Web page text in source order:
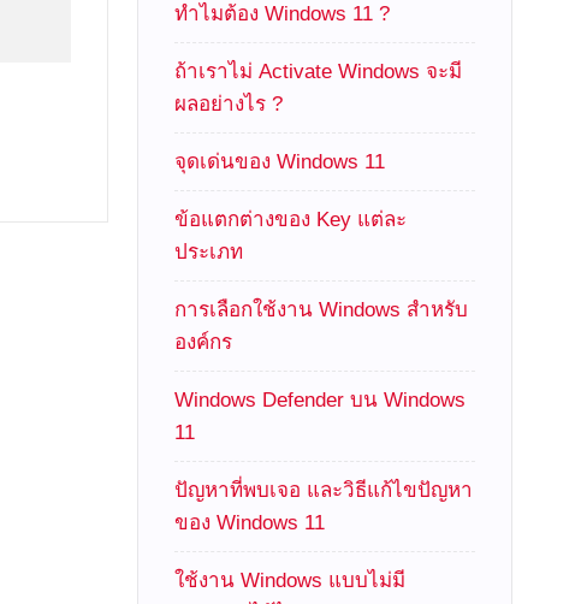
ทำไมต้อง Windows 11 ?
ถ้าเราไม่ Activate Windows จะมี
ผลอย่างไร ?
จุดเด่นของ Windows 11
ข้อแตกต่างของ Key แต่ละ
ประเภท
การเลือกใช้งาน Windows สำหรับ
องค์กร
Windows Defender บน Windows
11
ปัญหาที่พบเจอ และวิธีแก้ไขปัญหา
ของ Windows 11
ใช้งาน Windows แบบไม่มี